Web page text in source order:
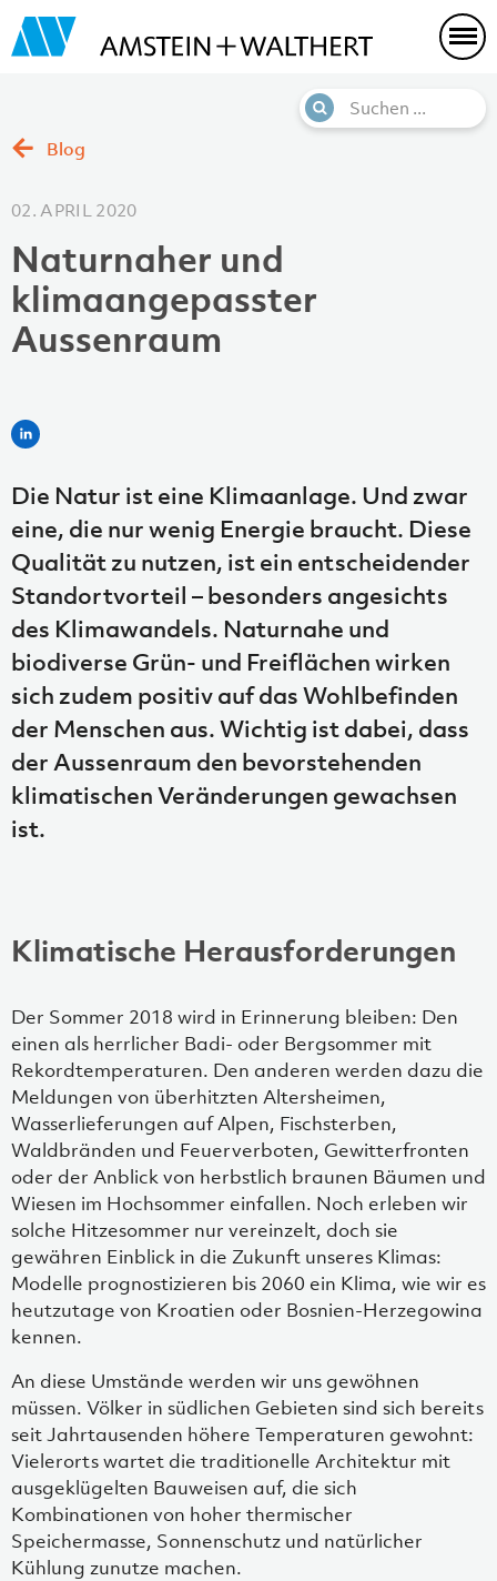
Blog
02. APRIL 2020
Naturnaher und
klimaangepasster
Aussenraum
Die Natur ist eine Klimaanlage. Und zwar
eine, die nur wenig Energie braucht. Diese
Qualität zu nutzen, ist ein entscheidender
Standortvorteil – besonders angesichts
des Klimawandels. Naturnahe und
biodiverse Grün- und Freiflächen wirken
sich zudem positiv auf das Wohlbefinden
der Menschen aus. Wichtig ist dabei, dass
der Aussenraum den bevorstehenden
klimatischen Veränderungen gewachsen
ist.
Klimatische Herausforderungen
Der Sommer 2018 wird in Erinnerung bleiben: Den
einen als herrlicher Badi- oder Bergsommer mit
Rekordtemperaturen. Den anderen werden dazu die
Meldungen von überhitzten Altersheimen,
Wasserlieferungen auf Alpen, Fischsterben,
Waldbränden und Feuerverboten, Gewitterfronten
oder der Anblick von herbstlich braunen Bäumen und
Wiesen im Hochsommer einfallen. Noch erleben wir
solche Hitzesommer nur vereinzelt, doch sie
gewähren Einblick in die Zukunft unseres Klimas:
Modelle prognostizieren bis 2060 ein Klima, wie wir es
heutzutage von Kroatien oder Bosnien-Herzegowina
kennen.
An diese Umstände werden wir uns gewöhnen
müssen. Völker in südlichen Gebieten sind sich bereits
seit Jahrtausenden höhere Temperaturen gewohnt:
Vielerorts wartet die traditionelle Architektur mit
ausgeklügelten Bauweisen auf, die sich
Kombinationen von hoher thermischer
Speichermasse, Sonnenschutz und natürlicher
Kühlung zunutze machen.